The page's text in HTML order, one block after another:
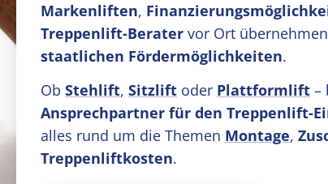
Markenliften,
Treppenlift-Berater vor Ort
staatlichen Fördermöglichkeiten.
Ob Stehlift, Sitzlift oder Plattformlift –
Ansprechpartner für den Treppenlift-
alles rund um die Themen Montage,
Treppenliftkosten.